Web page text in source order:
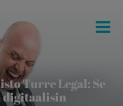
MENU
Turre Legal: Se
digitaalisin